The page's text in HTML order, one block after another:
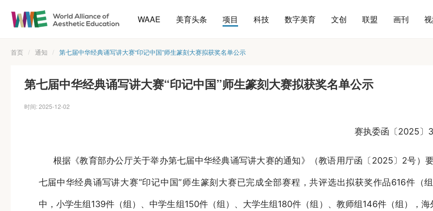
WAAE 美育头条 项目 科技 数字美育 文创 联盟 画刊
首页 / 通知 / 第七届中华经典诵写讲大赛“印记中国”师生篆刻大赛拟获奖名单公示
第七届中华经典诵写讲大赛“印记中国”师生篆刻大赛拟获奖名单公示
时间: 2025-12-02
赛执委函〔2025〕
根据《教育部办公厅关于举办第七届中华经典诵写讲大赛的通知》（教语用厅函〔2025〕2号）要
七届中华经典诵写讲大赛“印记中国”师生篆刻大赛已完成全部赛程，共评选出拟获奖作品616件（组
中，小学生组139件（组）、中学生组150件（组）、大学生组180件（组）、教师组146件（组），海